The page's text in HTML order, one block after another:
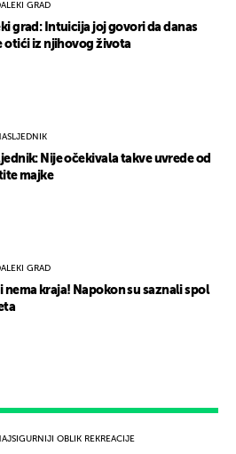
OBLIK REKREACIJE
GRAD
grad: Intuicija joj govori da danas
otići iz njihovog života
Nije očekivala takve uvrede od
majke
GRAD
nema kraja! Napokon su saznali spol